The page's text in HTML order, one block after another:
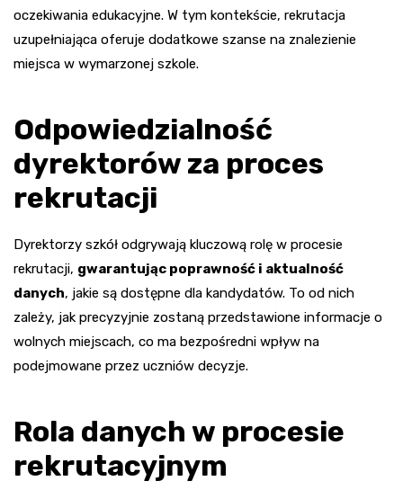
oczekiwania edukacyjne. W tym kontekście, rekrutacja
uzupełniająca oferuje dodatkowe szanse na znalezienie
miejsca w wymarzonej szkole.
Odpowiedzialność
dyrektorów za proces
rekrutacji
Dyrektorzy szkół odgrywają kluczową rolę w procesie
rekrutacji, gwarantując poprawność i aktualność
danych, jakie są dostępne dla kandydatów. To od nich
zależy, jak precyzyjnie zostaną przedstawione informacje o
wolnych miejscach, co ma bezpośredni wpływ na
podejmowane przez uczniów decyzje.
Rola danych w procesie
rekrutacyjnym